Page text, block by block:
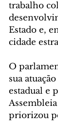
trabalho
Estado e,
cidade
O
sua
estadual e
priorizou